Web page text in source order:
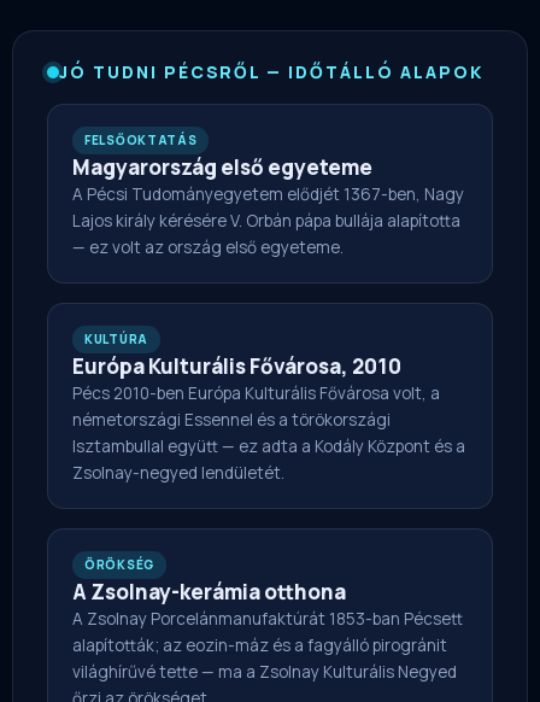
JÓ TUDNI PÉCSRŐL — IDŐTÁLLÓ ALAPOK
FELSŐOKTATÁS
Magyarország első egyeteme
A Pécsi Tudományegyetem elődjét 1367-ben, Nagy
Lajos király kérésére V. Orbán pápa bullája alapította
— ez volt az ország első egyeteme.
KULTÚRA
Európa Kulturális Fővárosa, 2010
Pécs 2010-ben Európa Kulturális Fővárosa volt, a
németországi Essennel és a törökországi
Isztambullal együtt — ez adta a Kodály Központ és a
Zsolnay-negyed lendületét.
ÖRÖKSÉG
A Zsolnay-kerámia otthona
A Zsolnay Porcelánmanufaktúrát 1853-ban Pécsett
alapították; az eozin-máz és a fagyálló pirogránit
világhírűvé tette — ma a Zsolnay Kulturális Negyed